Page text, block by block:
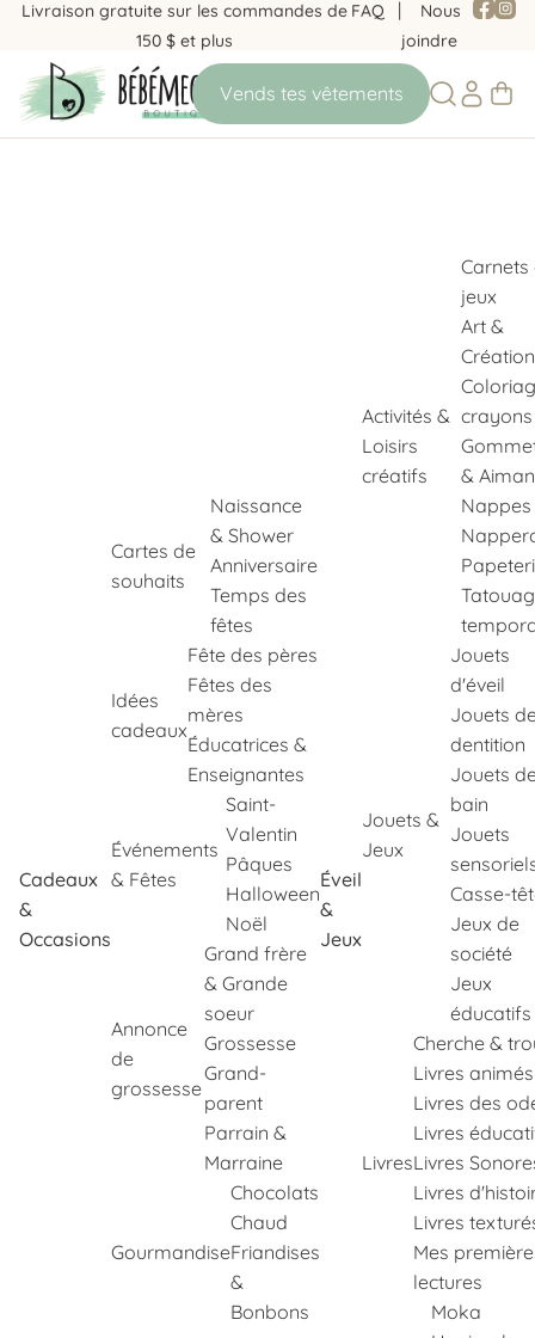
Livraison gratuite sur les commandes de
150 $ et plus
FAQ
Nous
joindre
Cadeaux
&
Occasions
Cartes de
souhaits
Naissance
& Shower
Anniversaire
Temps des
fêtes
Idées
cadeaux
Fête des pères
Fêtes des
mères
Éducatrices &
Enseignantes
Événements
& Fêtes
Saint-
Valentin
Pâques
Halloween
Noël
Annonce
de
grossesse
Grand frère
& Grande
soeur
Grossesse
Grand-
parent
Parrain &
Marraine
Gourmandise
Chocolats
Chaud
Friandises
&
Bonbons
Éveil
&
Jeux
Activités &
Loisirs
créatifs
Carnets
jeux
Art &
Création
crayons
&
Nappes
Jouets &
Jeux
Jouets
d'éveil
Jouets
dentition
Jouets
bain
Jouets
Casse-
Jeux de
société
Jeux
éducatifs
Livres
Cherche &
Livres animés
Livres des
Livres
Livres
Livres
Livres
Mes
lectures
Moka